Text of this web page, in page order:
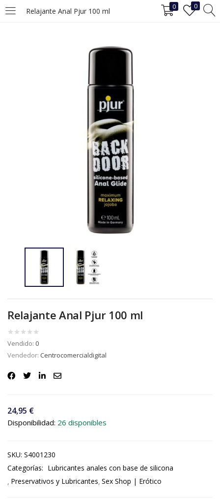
Relajante Anal Pjur 100 ml 0 0
INICIAR SESIÓN REGISTRO
Ingrese su nombre de usuario y contraseña para iniciar sesión.
Iniciar Sesión
¿Ha perdido la contraseña?
Relajante Anal Pjur 100 ml
Vendido: 0
Vendedor: Centrocomercialdigital
24,95 €
Disponibilidad: 26 disponibles
SKU: S4001230
Categorías: Lubricantes anales con base de silicona
Preservativos y Lubricantes Sex Shop | Erótico